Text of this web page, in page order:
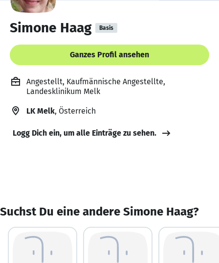
Simone Haag Basis
Ganzes Profil ansehen
Angestellt, Kaufmännische Angestellte,
Landesklinikum Melk
LK Melk, Österreich
Logg Dich ein, um alle Einträge zu sehen.
Suchst Du eine andere Simone Haag?